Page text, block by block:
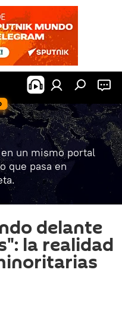
un mismo portal
que pasa en
delante
la realidad